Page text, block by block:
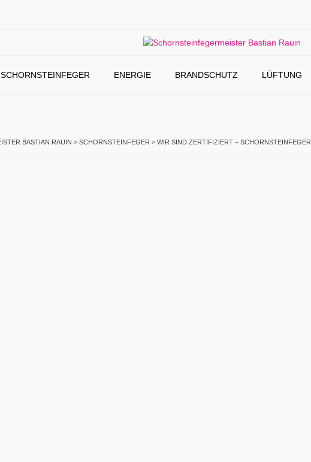
SCHORNSTEINFEGER ENERGIE BRANDSCHUTZ LÜFTUNG
BASTIAN RAUIN >SCHORNSTEINFEGER >WIR SIND ZERTIFIZIERT – SCHORNSTEINFEGER